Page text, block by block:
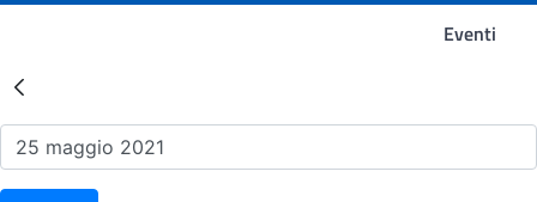
Eventi
Risultati della Ricerca -